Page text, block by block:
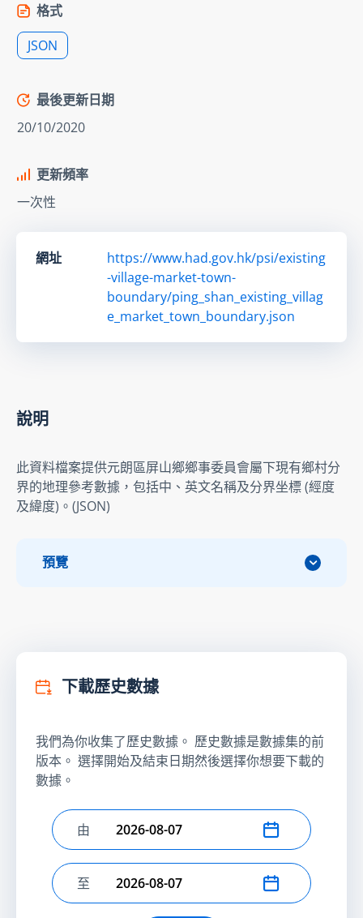
格式
JSON
最後更新日期
20/10/2020
更新頻率
一次性
網址
https://www.had.gov.hk/psi/existing
-village-market-town-
boundary/ping_shan_existing_villag
e_market_town_boundary.json
說明
此資料檔案提供元朗區屏山鄉鄉事委員會屬下現有鄉村分
界的地理參考數據，包括中、英文名稱及分界坐標 (經度
及緯度)。(JSON)
預覽
下載歷史數據
我們為你收集了歷史數據。 歷史數據是數據集的前
版本。 選擇開始及結束日期然後選擇你想要下載的
數據。
選擇開始日期
由
選擇結束日期
至